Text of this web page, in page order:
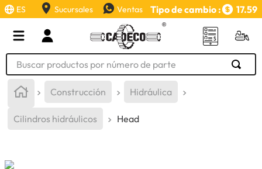
ES Sucursales Ventas Tipo de cambio : 17.59
Buscar productos por número de parte
Construcción Hidráulica
Cilindros hidráulicos Head
TÉRMINOS MÁS BUSCADOS
2.
aceite